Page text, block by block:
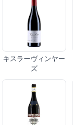
キスラーヴィンヤー
ズ